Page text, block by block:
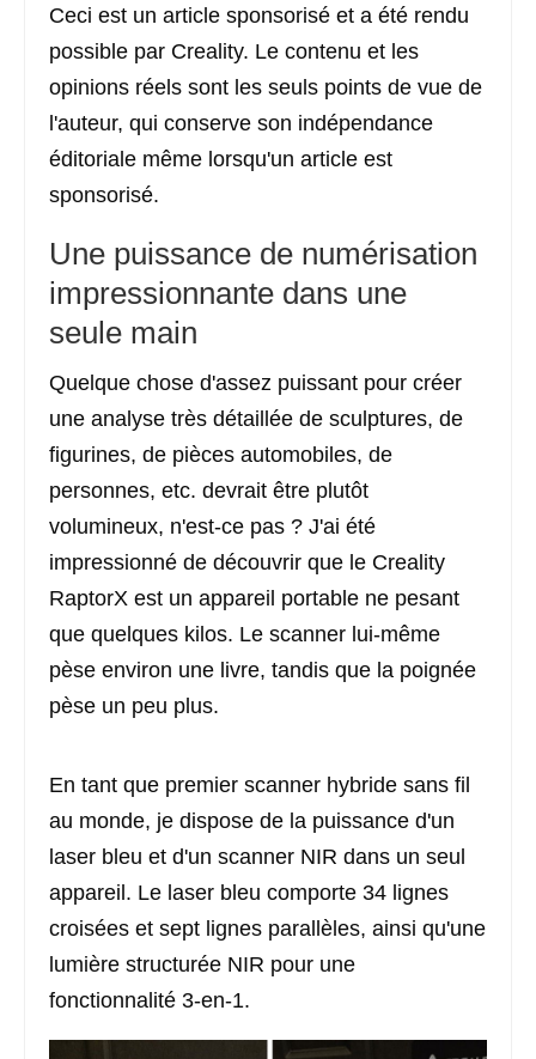
Ceci est un article sponsorisé et a été rendu
possible par Creality. Le contenu et les
opinions réels sont les seuls points de vue de
l'auteur, qui conserve son indépendance
éditoriale même lorsqu'un article est
sponsorisé.
Une puissance de numérisation
impressionnante dans une
seule main
Quelque chose d'assez puissant pour créer
une analyse très détaillée de sculptures, de
figurines, de pièces automobiles, de
personnes, etc. devrait être plutôt
volumineux, n'est-ce pas ? J'ai été
impressionné de découvrir que le Creality
RaptorX est un appareil portable ne pesant
que quelques kilos. Le scanner lui-même
pèse environ une livre, tandis que la poignée
pèse un peu plus.
En tant que premier scanner hybride sans fil
au monde, je dispose de la puissance d'un
laser bleu et d'un scanner NIR dans un seul
appareil. Le laser bleu comporte 34 lignes
croisées et sept lignes parallèles, ainsi qu'une
lumière structurée NIR pour une
fonctionnalité 3-en-1.